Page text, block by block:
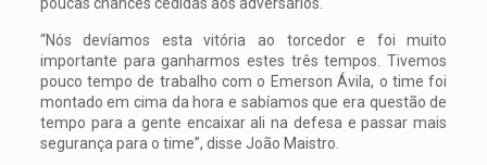
“Nós devíamos esta vitória ao torcedor e foi muito
importante para ganharmos estes três tempos. Tivemos
pouco tempo de trabalho com o Emerson Ávila, o time foi
montado em cima da hora e sabíamos que era questão de
tempo para a gente encaixar ali na defesa e passar mais
segurança para o time”, disse João Maistro.